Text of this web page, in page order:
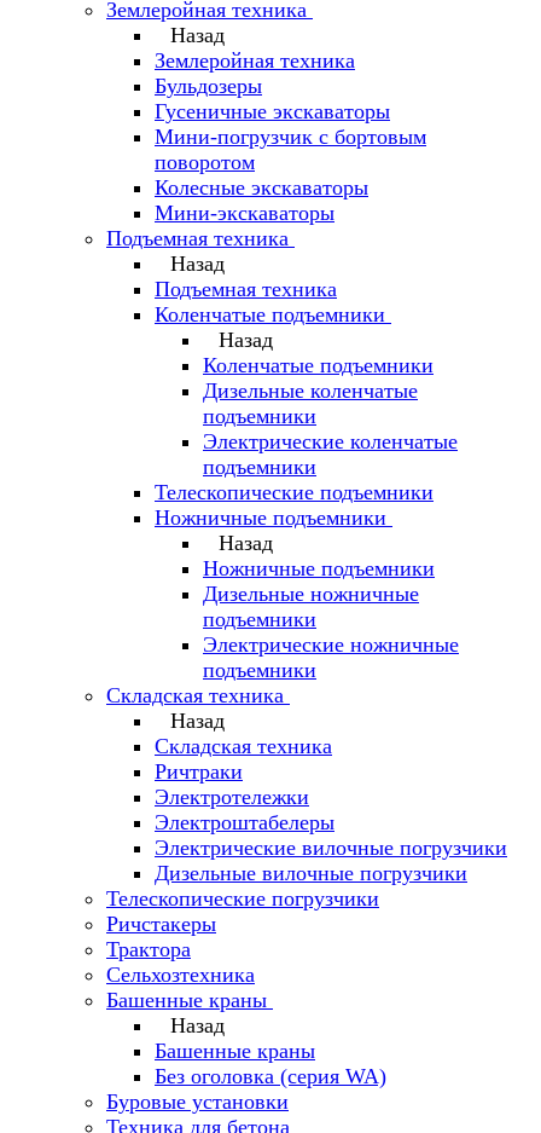
Землеройная техника
Назад
Землеройная техника
Бульдозеры
Гусеничные экскаваторы
Мини-погрузчик с бортовым
поворотом
Колесные экскаваторы
Мини-экскаваторы
Подъемная техника
Назад
Подъемная техника
Коленчатые подъемники
Назад
Коленчатые подъемники
Дизельные коленчатые
подъемники
Электрические коленчатые
подъемники
Телескопические подъемники
Ножничные подъемники
Назад
Ножничные подъемники
Дизельные ножничные
подъемники
Электрические ножничные
подъемники
Складская техника
Назад
Складская техника
Ричтраки
Электротележки
Электроштабелеры
Электрические вилочные погрузчики
Дизельные вилочные погрузчики
Телескопические погрузчики
Ричстакеры
Трактора
Сельхозтехника
Башенные краны
Назад
Башенные краны
Без оголовка (серия WA)
Буровые установки
Техника для бетона